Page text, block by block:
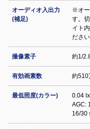
オーディオ入出力
(補足)
※オー
す。
イト
ださい
撮像素子 約1/
有効画素数 約510
最低照度(カラー)
0.04
AGC:
16/30